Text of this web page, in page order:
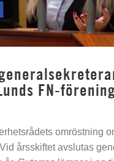
FN-förening
omröstning
årsskiftet avslutas